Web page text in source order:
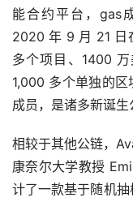
能合约平台，gas
2020 年 9 月 21 日
多个项目、1400
1,000 多个单独的
成员，是诸多新诞生
相较于其他公链，
康奈尔大学教授
计了一款基于随机